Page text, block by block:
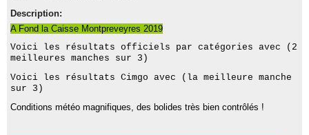
Description:
A Fond la Caisse Montpreveyres 2019
Voici les résultats officiels par catégories avec (2
meilleures manches sur 3)
Voici les résultats Cimgo avec (la meilleure manche
sur 3)
Conditions météo magnifiques, des bolides très bien contrôlés !